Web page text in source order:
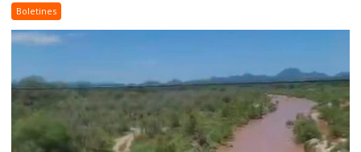
Boletines